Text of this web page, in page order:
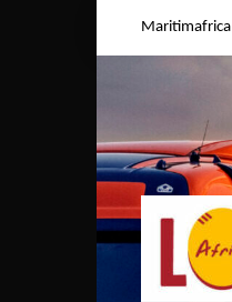
Maritimafrica